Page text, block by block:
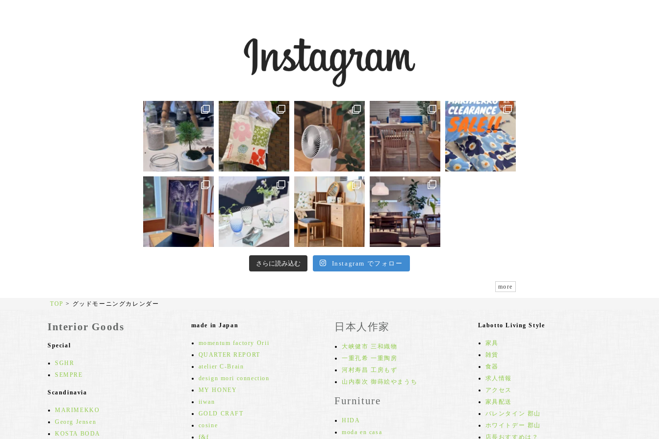
さらに読み込む Instagram でフォロー
more
TOP > グッドモーニングカレンダー
Interior Goods
Special
SGHR
SEMPRE
Scandinavia
MARIMEKKO
Georg Jensen
KOSTA BODA
made in Japan
momentum factory Orii
QUARTER REPORT
atelier C-Brain
design mori connection
MY HONEY
iiwan
GOLD CRAFT
cosine
f&f
日本人作家
大峡健市 三和織物
一重孔希 一重陶房
河村寿昌 工房もず
山内泰次 御蒔絵やまうち
Furniture
HIDA
moda en casa
Labotto Living Style
家具
雑貨
食器
求人情報
アクセス
家具配送
バレンタイン 郡山
ホワイトデー 郡山
店長おすすめは？